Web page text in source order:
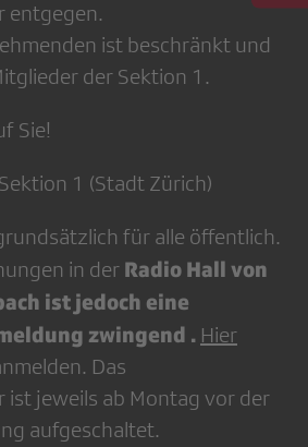
entgegen.
ist beschränkt und
der Sektion 1.
Sie!
1 (Stadt Zürich)
für alle öffentlich.
in der Radio Hall von
ist jedoch eine
zwingend . Hier
Das
ist jeweils ab Montag vor der
aufgeschaltet.